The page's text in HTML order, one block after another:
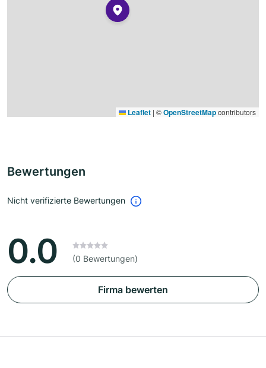
Leaflet | ©OpenStreetMapcontributors
Bewertungen
Nicht verifizierte Bewertungen
0.0 (0 Bewertungen)
Firma bewerten